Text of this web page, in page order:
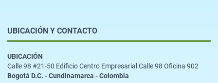
UBICACIÓN Y CONTACTO
UBICACIÓN
Calle 98 #21-50 Edificio Centro Empresarial Calle 98 Oficina 902
Bogotá D.C. - Cundinamarca - Colombia